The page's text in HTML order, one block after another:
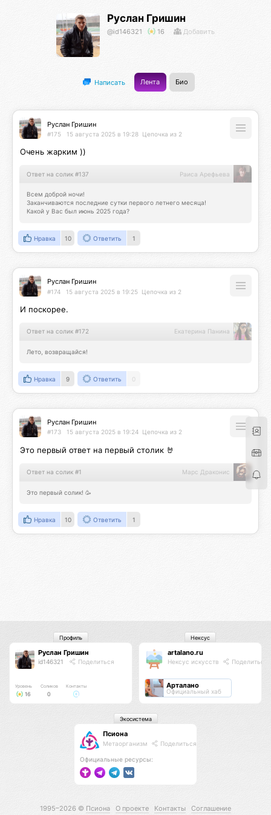
Руслан Гришин
@id146321 16 Добавить
Написать Лента Био
Руслан Гришин
#175 15 августа 2025 в 19:28 Цепочка из 2
Очень жарким ))
Ответ на солик #137 Раиса Арефьева
Всем доброй ночи!
Заканчиваются последние сутки первого летнего месяца!
Какой у Вас был июнь 2025 года?
Нравка 10 Ответить 1
Руслан Гришин
#174 15 августа 2025 в 19:25 Цепочка из 2
И поскорее.
Ответ на солик #172 Екатерина Панина
Лето, возвращайся!
Нравка 9 Ответить 0
Руслан Гришин
#173 15 августа 2025 в 19:24 Цепочка из 2
Это первый ответ на первый столик 🤘
Ответ на солик #1 Марс Драконис
Это первый солик! 🥳
Нравка 10 Ответить 1
Руслан Гришин
id146321 Поделиться
Уровень
16
Соликов
0
Контакты
Профиль
artalano.ru
Нексус искусств Поделиться
Арталано
Официальный хаб
Нексус
Псиона
Метаорганизм Поделиться
Официальные ресурсы:
Экосистема
1995–2026 © Псиона О проекте Контакты Соглашение